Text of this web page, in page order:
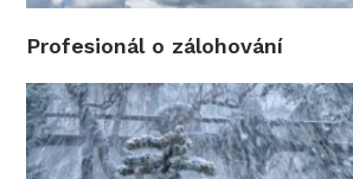
Profesionál o zálohování